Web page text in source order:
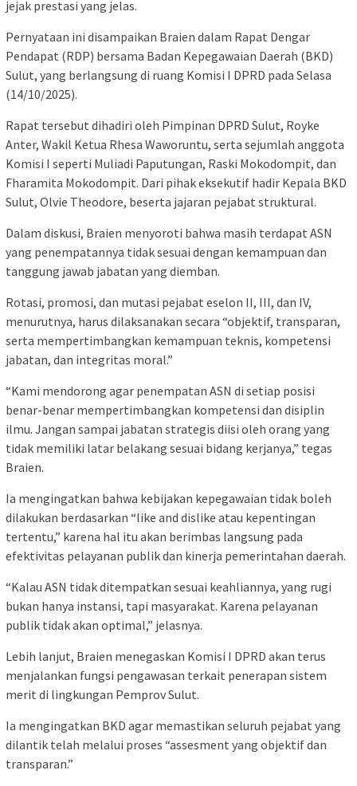
jejak prestasi yang jelas.
Pernyataan ini disampaikan Braien dalam Rapat Dengar
Pendapat (RDP) bersama Badan Kepegawaian Daerah (BKD)
Sulut, yang berlangsung di ruang Komisi I DPRD pada Selasa
(14/10/2025).
Rapat tersebut dihadiri oleh Pimpinan DPRD Sulut, Royke
Anter, Wakil Ketua Rhesa Waworuntu, serta sejumlah anggota
Komisi I seperti Muliadi Paputungan, Raski Mokodompit, dan
Fharamita Mokodompit. Dari pihak eksekutif hadir Kepala BKD
Sulut, Olvie Theodore, beserta jajaran pejabat struktural.
Dalam diskusi, Braien menyoroti bahwa masih terdapat ASN
yang penempatannya tidak sesuai dengan kemampuan dan
tanggung jawab jabatan yang diemban.
Rotasi, promosi, dan mutasi pejabat eselon II, III, dan IV,
menurutnya, harus dilaksanakan secara “objektif, transparan,
serta mempertimbangkan kemampuan teknis, kompetensi
jabatan, dan integritas moral.”
“Kami mendorong agar penempatan ASN di setiap posisi
benar-benar mempertimbangkan kompetensi dan disiplin
ilmu. Jangan sampai jabatan strategis diisi oleh orang yang
tidak memiliki latar belakang sesuai bidang kerjanya,” tegas
Braien.
Ia mengingatkan bahwa kebijakan kepegawaian tidak boleh
dilakukan berdasarkan “like and dislike atau kepentingan
tertentu,” karena hal itu akan berimbas langsung pada
efektivitas pelayanan publik dan kinerja pemerintahan daerah.
“Kalau ASN tidak ditempatkan sesuai keahliannya, yang rugi
bukan hanya instansi, tapi masyarakat. Karena pelayanan
publik tidak akan optimal,” jelasnya.
Lebih lanjut, Braien menegaskan Komisi I DPRD akan terus
menjalankan fungsi pengawasan terkait penerapan sistem
merit di lingkungan Pemprov Sulut.
Ia mengingatkan BKD agar memastikan seluruh pejabat yang
dilantik telah melalui proses “assesment yang objektif dan
transparan.”